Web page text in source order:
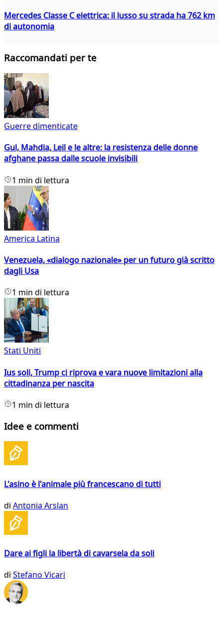
Mercedes Classe C elettrica: il lusso su strada ha 762 km
di autonomia
Raccomandati per te
Guerre dimenticate
Gul, Mahdia, Leil e le altre: la resistenza delle donne
afghane passa dalle scuole invisibili
1 min di lettura
America Latina
Venezuela, «dialogo nazionale» per un futuro già scritto
dagli Usa
1 min di lettura
Stati Uniti
Ius soli, Trump ci riprova e vara nuove limitazioni alla
cittadinanza per nascita
1 min di lettura
Idee e commenti
L'asino è l'animale più francescano di tutti
di Antonia Arslan
Dare ai figli la libertà di cavarsela da soli
di Stefano Vicari